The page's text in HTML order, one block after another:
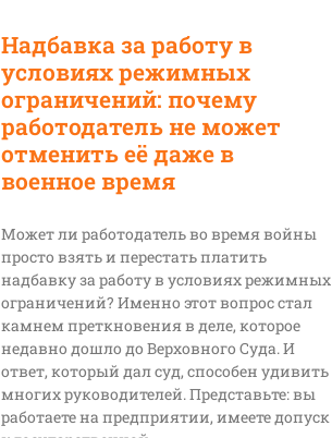
Надбавка за работу в
условиях режимных
ограничений: почему
работодатель не может
отменить её даже в
военное время
Может ли работодатель во время войны
просто взять и перестать платить
надбавку за работу в условиях режимных
ограничений? Именно этот вопрос стал
камнем преткновения в деле, которое
недавно дошло до Верховного Суда. И
ответ, который дал суд, способен удивить
многих руководителей. Представьте: вы
работаете на предприятии, имеете допуск